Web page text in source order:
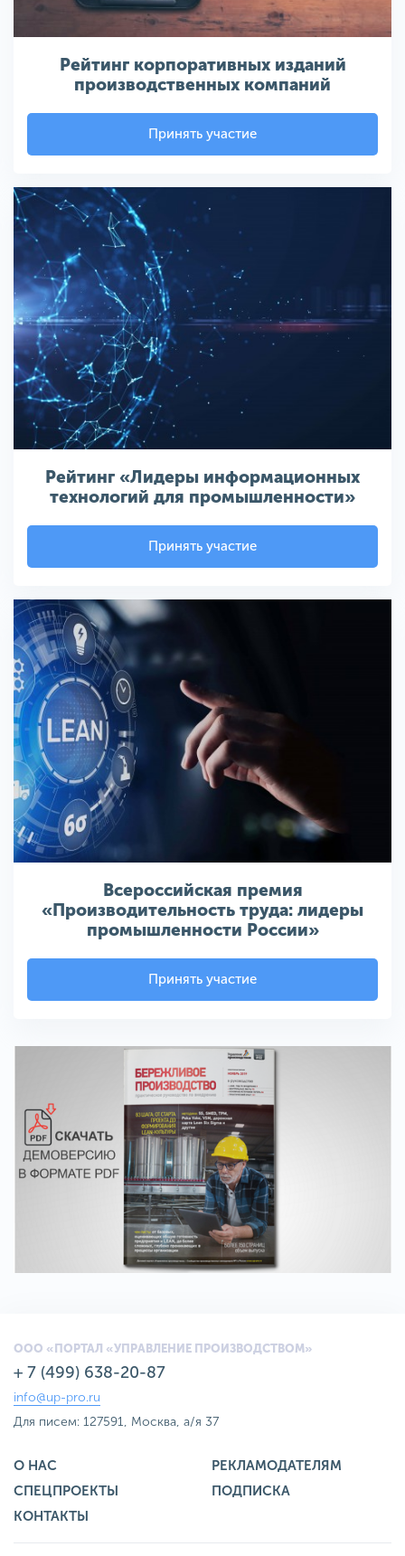
Рейтинг корпоративных изданий
производственных компаний
Принять участие
Рейтинг «Лидеры информационных
технологий для промышленности»
Принять участие
Всероссийская премия
«Производительность труда: лидеры
промышленности России»
Принять участие
ООО «ПОРТАЛ «УПРАВЛЕНИЕ ПРОИЗВОДСТВОМ»
+ 7 (499) 638-20-87
info@up-pro.ru
Для писем: 127591, Москва, а/я 37
О НАС
РЕКЛАМОДАТЕЛЯМ
СПЕЦПРОЕКТЫ
ПОДПИСКА
КОНТАКТЫ